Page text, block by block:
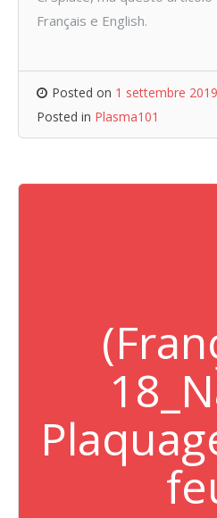
Français e English.
Posted on 1 settembre 2019
Posted in Plasma101